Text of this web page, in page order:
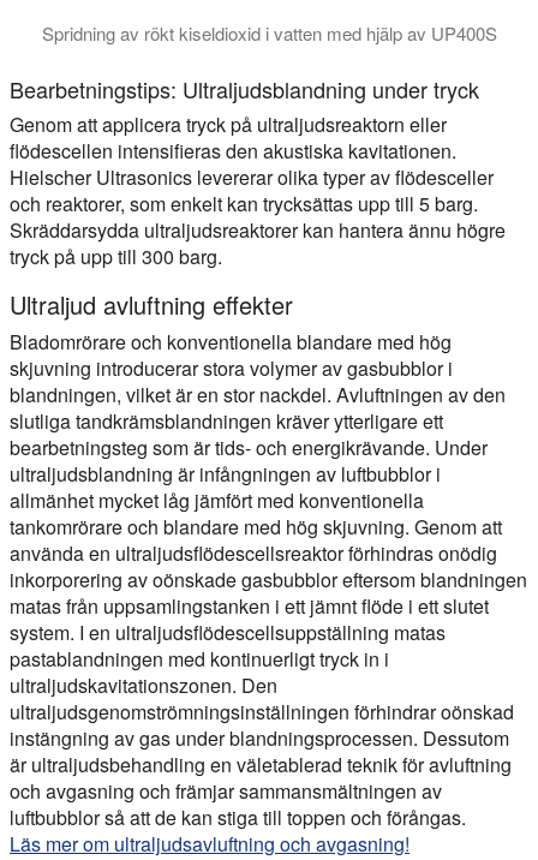
Spridning av rökt kiseldioxid i vatten med hjälp av UP400S
Bearbetningstips: Ultraljudsblandning under tryck
Genom att applicera tryck på ultraljudsreaktorn eller
flödescellen intensifieras den akustiska kavitationen.
Hielscher Ultrasonics levererar olika typer av flödesceller
och reaktorer, som enkelt kan trycksättas upp till 5 barg.
Skräddarsydda ultraljudsreaktorer kan hantera ännu högre
tryck på upp till 300 barg.
Ultraljud avluftning effekter
Bladomrörare och konventionella blandare med hög
skjuvning introducerar stora volymer av gasbubblor i
blandningen, vilket är en stor nackdel. Avluftningen av den
slutliga tandkrämsblandningen kräver ytterligare ett
bearbetningsteg som är tids- och energikrävande. Under
ultraljudsblandning är infångningen av luftbubblor i
allmänhet mycket låg jämfört med konventionella
tankomrörare och blandare med hög skjuvning. Genom att
använda en ultraljudsflödescellsreaktor förhindras onödig
inkorporering av oönskade gasbubblor eftersom blandningen
matas från uppsamlingstanken i ett jämnt flöde i ett slutet
system. I en ultraljudsflödescellsuppställning matas
pastablandningen med kontinuerligt tryck in i
ultraljudskavitationszonen. Den
ultraljudsgenomströmningsinställningen förhindrar oönskad
instängning av gas under blandningsprocessen. Dessutom
är ultraljudsbehandling en väletablerad teknik för avluftning
och avgasning och främjar sammansmältningen av
luftbubblor så att de kan stiga till toppen och förångas.
Läs mer om ultraljudsavluftning och avgasning!